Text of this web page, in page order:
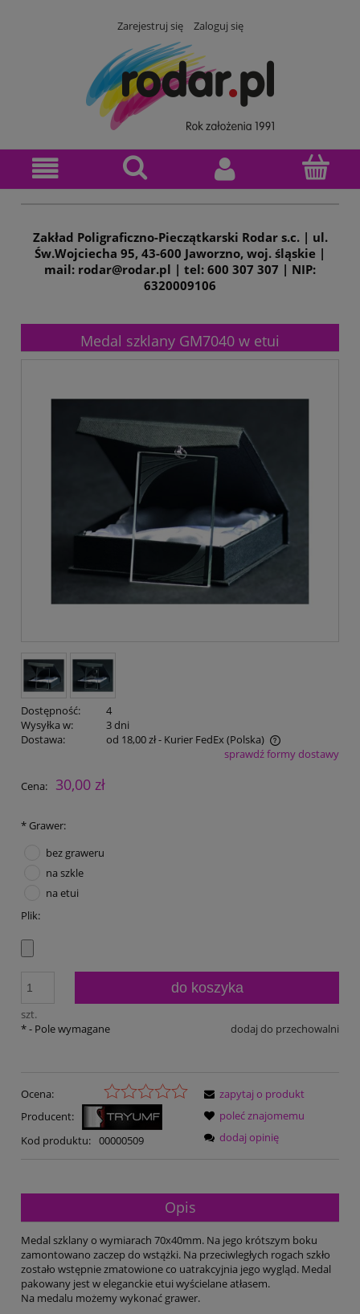
Zarejestruj się Zaloguj się
Zakład Poligraficzno-Pieczątkarski Rodar s.c. | ul.
Św.Wojciecha 95, 43-600 Jaworzno, woj. śląskie |
mail: rodar@rodar.pl | tel: 600 307 307 | NIP:
6320009106
Medal szklany GM7040 w etui
Dostępność:
4
Wysyłka w:
3 dni
Dostawa:
od 18,00 zł- Kurier FedEx(Polska)
Cena nie zawiera ewentualnych kosztów płatnościsprawdź formy dostawy
Cena: 30,00 zł
* Grawer:
bez graweru
na szkle
na etui
Plik:
szt.
do koszyka
dodaj do przechowalni
*- Pole wymagane
Ocena:
Producent:
Kod produktu: 00000509
zapytaj o produkt
poleć znajomemu
dodaj opinię
Opis
Medal szklany o wymiarach 70x40mm. Na jego krótszym boku
zamontowano zaczep do wstążki. Na przeciwległych rogach szkło
zostało wstępnie zmatowione co uatrakcyjnia jego wygląd. Medal
pakowany jest w eleganckie etui wyścielane atłasem.
Na medalu możemy wykonać grawer.